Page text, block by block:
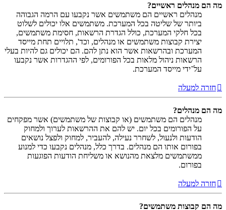
מה הם מנהלים ראשיים?
מנהלים ראשיים הם משתמשים אשר נקבעו עם הרמה הגבוהה
ביותר של שליטה בכל המערכת. משתמשים אלו יכולים לשלוט
בכל חלקי המערכת, כולל הגדרת הרשאות, חסימת משתמשים,
יצירת קבוצות משתמשים או מנהלים, וכד', תלויים תחת מייסד
המערכת ובהרשאות אשר הוא נתן להם. הם יכולים גם להיות בעלי
הרשאות ניהול מלאות בכל הפורומים, לפי ההגדרות אשר נקבעו
על־ידי מייסד המערכת.
חזרה למעלה
מה הם מנהלים?
מנהלים הם משתמשים (או קבוצות של משתמשים) אשר מפקחים
על הפורומים בכל יום. יש להם את ההרשאות לערוך ולמחוק
הודעות ולנעול, לשחרר נעילה, להעביר, למחוק ולפצל נושאים
בפורום אותו הם מנהלים. בדרך כלל, מנהלים נקבעו כדי למנוע
ממשתמשים מלצאת מהנושא או משליחת הודעות הפוגעות
בפורום.
חזרה למעלה
מה הם קבוצות משתמשים?